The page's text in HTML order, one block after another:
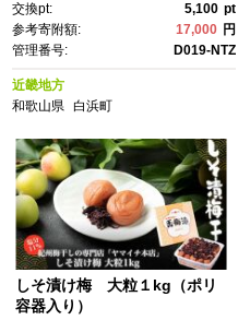
交換pt: 5,100 pt
参考寄附額:
17,000 円
管理番号:
D019-NTZ
近畿地方
和歌山県 白浜町
しそ漬け梅 大粒１kg（ポリ
容器入り）